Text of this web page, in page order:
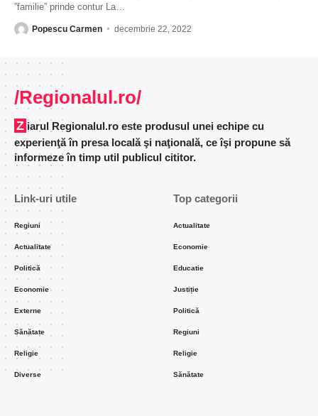
”familie” prinde contur La
Popescu Carmen decembrie 22, 2022
/Regionalul.ro/
Ziarul Regionalul.ro este produsul unei echipe cu
experienţă în presa locală şi naţională, ce îşi propune să
informeze în timp util publicul cititor.
Link-uri utile
Regiuni
Actualitate
Politică
Economie
Externe
Sănătate
Religie
Diverse
Top categorii
Actualitate
Economie
Educatie
Justiție
Politică
Regiuni
Religie
Sănătate